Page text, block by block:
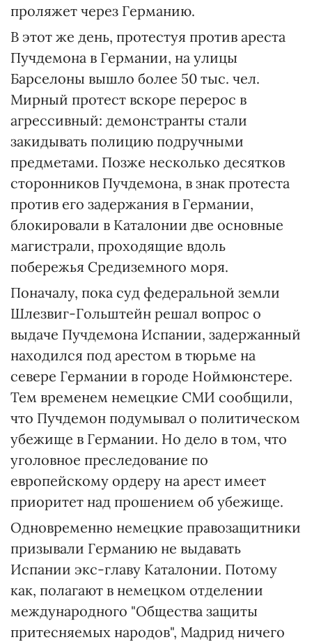
проляжет через Германию.
В этот же день, протестуя против ареста
Пучдемона в Германии, на улицы
Барселоны вышло более 50 тыс. чел.
Мирный протест вскоре перерос в
агрессивный: демонстранты стали
закидывать полицию подручными
предметами. Позже несколько десятков
сторонников Пучдемона, в знак протеста
против его задержания в Германии,
блокировали в Каталонии две основные
магистрали, проходящие вдоль
побережья Средиземного моря.
Поначалу, пока суд федеральной земли
Шлезвиг-Гольштейн решал вопрос о
выдаче Пучдемона Испании, задержанный
находился под арестом в тюрьме на
севере Германии в городе Ноймюнстере.
Тем временем немецкие СМИ сообщили,
что Пучдемон подумывал о политическом
убежище в Германии. Но дело в том, что
уголовное преследование по
европейскому ордеру на арест имеет
приоритет над прошением об убежище.
Одновременно немецкие правозащитники
призывали Германию не выдавать
Испании экс-главу Каталонии. Потому
как, полагают в немецком отделении
международного "Общества защиты
притесняемых народов", Мадрид ничего